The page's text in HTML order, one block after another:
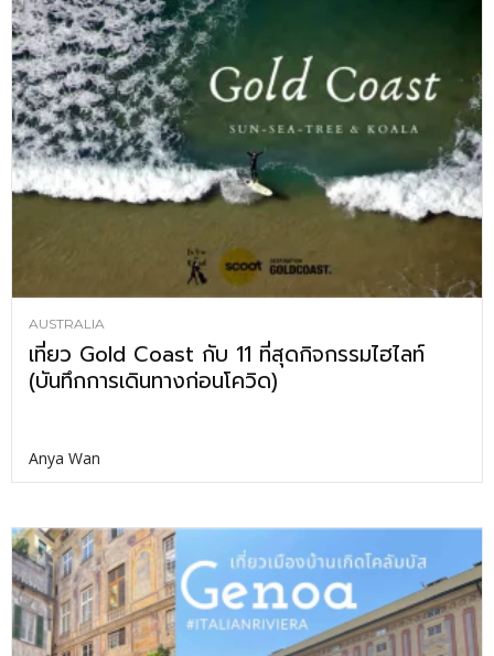
AUSTRALIA
เที่ยว Gold Coast กับ 11 ที่สุดกิจกรรมไฮไลท์
(บันทึกการเดินทางก่อนโควิด)
Anya Wan